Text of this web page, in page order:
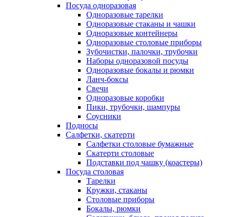
Посуда одноразовая
Одноразовые тарелки
Одноразовые стаканы и чашки
Одноразовые контейнеры
Одноразовые столовые приборы
Зубочистки, палочки, трубочки
Наборы одноразовой посуды
Одноразовые бокалы и рюмки
Ланч-боксы
Свечи
Одноразовые коробки
Пики, трубочки, шампуры
Соусники
Подносы
Салфетки, скатерти
Салфетки столовые бумажные
Скатерти столовые
Подставки под чашку (коастеры)
Посуда столовая
Тарелки
Кружки, стаканы
Столовые приборы
Бокалы, рюмки